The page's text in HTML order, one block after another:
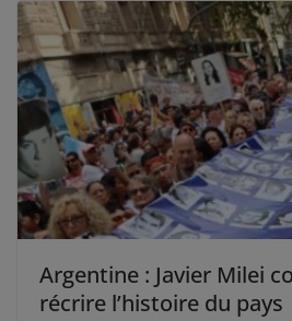
Argentine : Javier Milei
récrire l’histoire du pays